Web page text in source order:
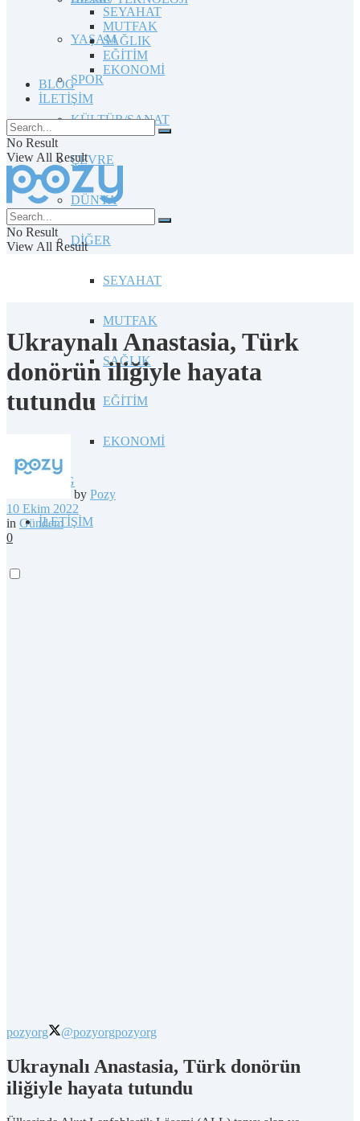
YAŞAM
SPOR
KÜLTÜR/SANAT
ÇEVRE
DÜNYA
DİĞER
SEYAHAT
MUTFAK
SAĞLIK
EĞİTİM
EKONOMİ
BLOG
İLETİŞİM
SEYAHAT
MUTFAK
SAĞLIK
EĞİTİM
EKONOMİ
BLOG
İLETİŞİM
No Result
View All Result
No Result
View All Result
Ukraynalı Anastasia, Türk
donörün iliğiyle hayata
tutundu
by Pozy
10 Ekim 2022
in Gündem
0
pozyorg @pozyorgpozyorg
Ukraynalı Anastasia, Türk donörün
iliğiyle hayata tutundu